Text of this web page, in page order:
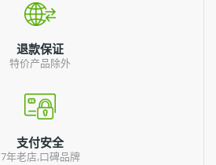
退款保证
特价产品除外
支付安全
7年老店,口碑品牌